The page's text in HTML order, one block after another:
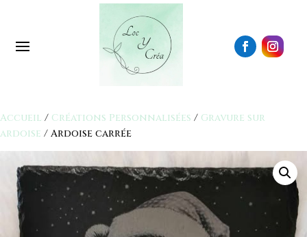
Accueil / Créations Personnalisées / Gravure sur
ardoise / Ardoise carrée